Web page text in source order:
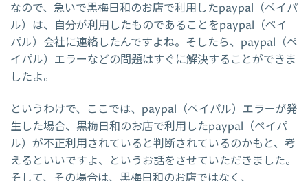
なので、急いで黒梅日和のお店で利用したpaypal（ペイパ
ル）は、自分が利用したものであることをpaypal（ペイ
パル）会社に連絡したんですよね。そしたら、paypal（ペ
イパル）エラーなどの問題はすぐに解決することができま
したよ。
というわけで、ここでは、paypal（ペイパル）エラーが発
生した場合、黒梅日和のお店で利用したpaypal（ペイパ
ル）が不正利用されていると判断されているのかもと、考
えるといいですよ、というお話をさせていただきました。